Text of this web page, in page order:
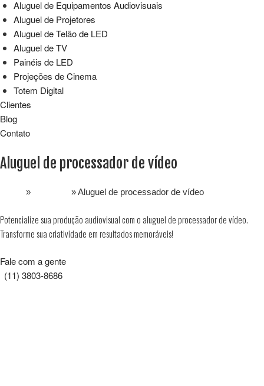
Aluguel de Equipamentos Audiovisuais
Aluguel de Projetores
Aluguel de Telão de LED
Aluguel de TV
Painéis de LED
Projeções de Cinema
Totem Digital
Clientes
Blog
Contato
Aluguel de processador de vídeo
» »Aluguel de processador de vídeo
Potencialize sua produção audiovisual com o aluguel de processador de vídeo.
Transforme sua criatividade em resultados memoráveis!
Fale com a gente
(11) 3803-8686